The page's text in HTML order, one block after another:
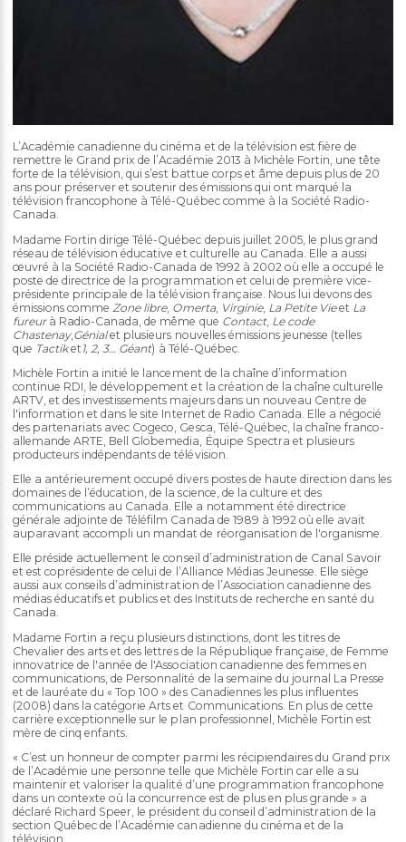
L’Académie canadienne du cinéma et de la télévision est fière de
remettre le Grand prix de l’Académie 2013 à Michèle Fortin, une tête
forte de la télévision, qui s’est battue corps et âme depuis plus de 20
ans pour préserver et soutenir des émissions qui ont marqué la
télévision francophone à Télé-Québec comme à la Société Radio-
Canada.
Madame Fortin dirige Télé-Québec depuis juillet 2005, le plus grand
réseau de télévision éducative et culturelle au Canada. Elle a aussi
œuvré à la Société Radio-Canada de 1992 à 2002 où elle a occupé le
poste de directrice de la programmation et celui de première vice-
présidente principale de la télévision française. Nous lui devons des
émissions comme Zone libre, Omerta, Virginie, La Petite Vieet La
fureurà Radio-Canada, de même que Contact, Le code
Chastenay, Génialet plusieurs nouvelles émissions jeunesse (telles
que Tactiket 1, 2, 3… Géant) à Télé-Québec.
Michèle Fortin a initié le lancement de la chaîne d’information
continue RDI, le développement et la création de la chaîne culturelle
ARTV, et des investissements majeurs dans un nouveau Centre de
l'information et dans le site Internet de Radio Canada. Elle a négocié
des partenariats avec Cogeco, Gesca, Télé-Québec, la chaîne franco-
allemande ARTE, Bell Globemedia, Équipe Spectra et plusieurs
producteurs indépendants de télévision.
Elle a antérieurement occupé divers postes de haute direction dans les
domaines de l’éducation, de la science, de la culture et des
communications au Canada. Elle a notamment été directrice
générale adjointe de Téléfilm Canada de 1989 à 1992 où elle avait
auparavant accompli un mandat de réorganisation de l'organisme.
Elle préside actuellement le conseil d’administration de Canal Savoir
et est coprésidente de celui de l’Alliance Médias Jeunesse. Elle siège
aussi aux conseils d’administration de l’Association canadienne des
médias éducatifs et publics et des Instituts de recherche en santé du
Canada.
Madame Fortin a reçu plusieurs distinctions, dont les titres de
Chevalier des arts et des lettres de la République française, de Femme
innovatrice de l'année de l'Association canadienne des femmes en
communications, de Personnalité de la semaine du journal La Presse
et de lauréate du « Top 100 » des Canadiennes les plus influentes
(2008) dans la catégorie Arts et Communications. En plus de cette
carrière exceptionnelle sur le plan professionnel, Michèle Fortin est
mère de cinq enfants.
« C’est un honneur de compter parmi les récipiendaires du Grand prix
de l’Académie une personne telle que Michèle Fortin car elle a su
maintenir et valoriser la qualité d’une programmation francophone
dans un contexte où la concurrence est de plus en plus grande » a
déclaré Richard Speer, le président du conseil d’administration de la
section Québec de l’Académie canadienne du cinéma et de la
télévision.